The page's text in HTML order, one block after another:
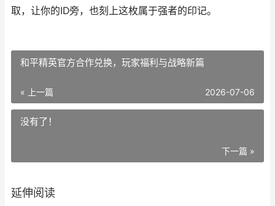
取，让你的ID旁，也刻上这枚属于强者的印记。
和平精英官方合作兑换，玩家福利与战略新篇
« 上一篇 2026-07-06
没有了！
下一篇 »
延伸阅读